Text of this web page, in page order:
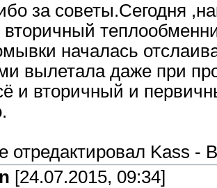
за советы.Сегодня
началась
вылетала даже при
и вторичный и
отредактировал Kass -
[24.07.2015, 09:34]